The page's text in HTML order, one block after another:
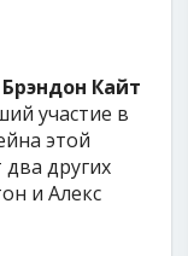
Брэндон Кайт
участие в
этой
других
и Алекс